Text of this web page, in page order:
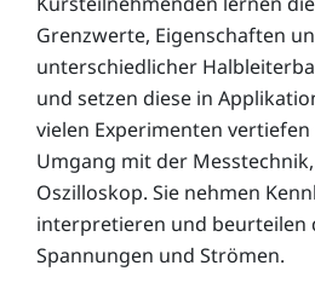
Grenzwerte, Eigenschaften
unterschiedlicher
und setzen diese in
vielen Experimenten
Umgang mit der
Oszilloskop. Sie nehmen
interpretieren und beurteilen
Spannungen und Strömen.